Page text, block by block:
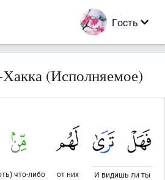
Гость
(Исполняемое)
И видишь ли ты
от них
что-либо